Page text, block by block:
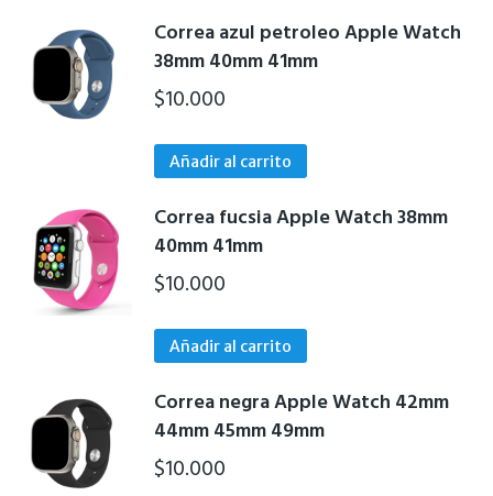
Correa azul petroleo Apple Watch
38mm 40mm 41mm
$10.000
Añadir al carrito
Correa fucsia Apple Watch 38mm
40mm 41mm
$10.000
Añadir al carrito
Correa negra Apple Watch 42mm
44mm 45mm 49mm
$10.000